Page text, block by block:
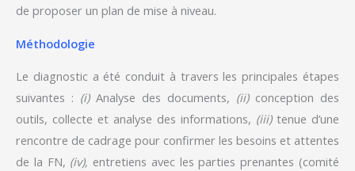
de proposer un plan de mise à niveau.
Méthodologie
Le diagnostic a été conduit à travers les principales étapes
suivantes : (i)Analyse des documents, (ii)conception des
outils, collecte et analyse des informations, (iii)tenue d’une
rencontre de cadrage pour confirmer les besoins et attentes
de la FN, (iv), entretiens avec les parties prenantes (comité